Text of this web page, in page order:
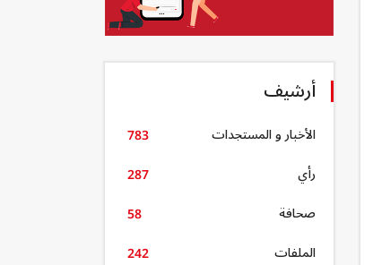
أرشيف
الأخبار و المستجدات
783
رأي
287
صحافة
58
الملفات
242